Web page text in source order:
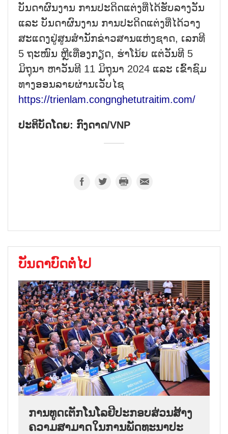
ບັນດາ​ຜົນງານ ການປະດິດແຕ່ງ​ທີ່​ໄດ້​ຮັບ​ລາງວັນ ​
ແລະ ບັນດາ​ຜົນງານ ການປະດິດແຕ່ງ​ທີ່​ໄດ້​ວາງ
ສະ​ແດງ​ຢູ່​ສູນສຳນັກ​ຂ່າວສານ​ແຫ່ງ​ຊາດ, ເລກ​ທີ
5 ຖະໜົນ ຫຼີເທື່ອງກຽດ, ຮ່າ​ໂນ້ຍ ​ແຕ່​ວັນ​ທີ 5
ມິຖຸນາ ຫາ​ວັນ​ທີ 11 ມິຖຸນາ 2024 ​ແລະ ​ເຂົ້າ​ຊົມ​
ທາງ​ອອນ​ລາຍ​ຜ່ານເວັບໄຊ
https://trienlam.congnghetutraitim.com/
ປະຕິບັດໂດຍ: ກົງດາດ/VNP
ບັນດາບົດຕໍ່ໄປ
ການ​ທູດ​ເຕັກ​ໂນ​ໂລ​ຢີ​ປະ​ກອບ​ສ່ວນ​ສ້າງ​
ຄວາມ​ສາ​ມາດ​ໃນ​ການ​ພັດ​ທະ​ນາ​ປະ​